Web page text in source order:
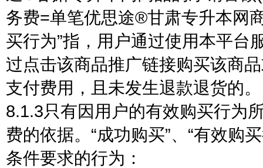
务费=单笔优思途®甘肃专升本网
买行为”指，用户通过使用本平台
过点击该商品推广链接购买该商
支付费用，且未发生退款退货的。
8.1.3只有因用户的有效购买行为
费的依据。“成功购买”、“有效购
条件要求的行为：